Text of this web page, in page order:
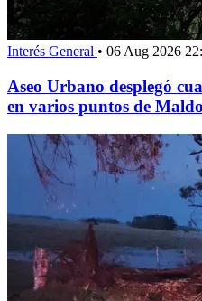
Interés General • 06 Aug 2026
Aseo Urbano desplegó
en varios puntos de